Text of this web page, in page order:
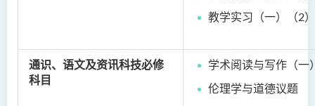
教学实习（一）（2）
通识、语文及资讯科技必修
科目
学术阅读与写作（一
伦理学与道德议题
药学﹙荣誉﹚理学士
社会科学（荣誉）学士